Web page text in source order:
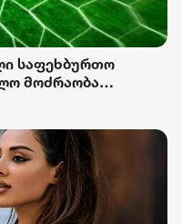
საფეხბურთო
მოძრაობა